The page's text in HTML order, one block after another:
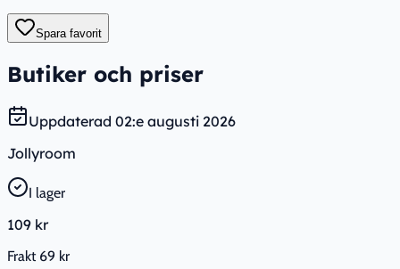
Spara favorit
Butiker och priser
Uppdaterad 02:e augusti 2026
Jollyroom
I lager
109 kr
Frakt 69 kr